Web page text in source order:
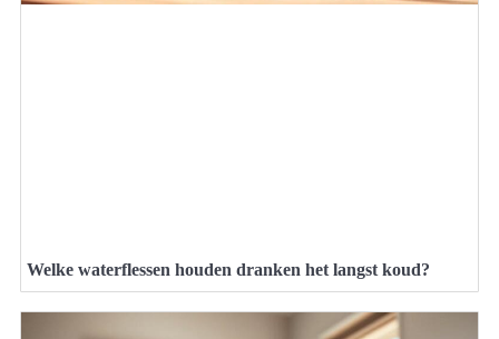
Welke waterflessen houden dranken het langst koud?